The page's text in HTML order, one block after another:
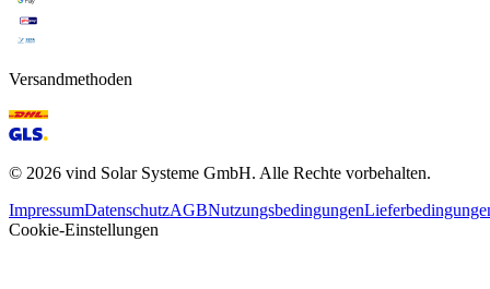
Versandmethoden
© 2026 vind Solar Systeme GmbH. Alle Rechte vorbehalten.
ImpressumDatenschutzAGBNutzungsbedingungen
Cookie-Einstellungen